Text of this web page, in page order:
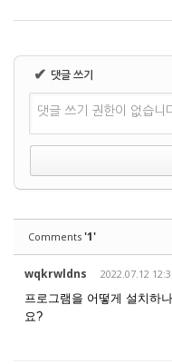
✔ 댓글 쓰기
댓글 쓰기 권한이 없습니
Comments '1'
wqkrwldns
2022.07.12
프로그램을 어떻게 설치하
요?